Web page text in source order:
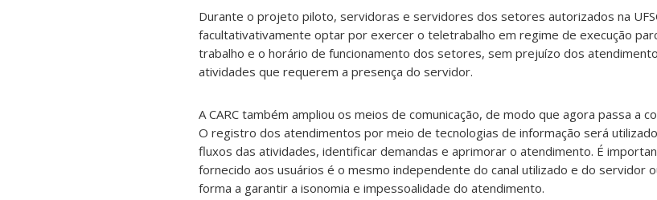
Durante o projeto piloto, servidoras e servidores dos setores autorizados na
facultativativamente optar por exercer o teletrabalho em regime de execução
trabalho e o horário de funcionamento dos setores, sem prejuízo dos
atividades que requerem a presença do servidor.
A CARC também ampliou os meios de comunicação, de modo que agora passa a
O registro dos atendimentos por meio de tecnologias de informação será
fluxos das atividades, identificar demandas e aprimorar o atendimento. É
fornecido aos usuários é o mesmo independente do canal utilizado e do servidor
forma a garantir a isonomia e impessoalidade do atendimento.